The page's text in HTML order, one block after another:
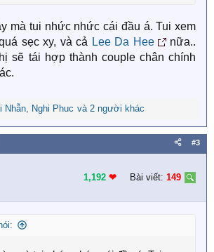
mà tui nhức nhức cái đầu á. Tui xem
sẹc xy, và cả Lee Da Hee
nữa..
sẽ tái hợp thành couple chân chính
Nhẫn, Nghi Phuc và 2 người khác
#3
1,192 ❤︎ Bài viết: 149